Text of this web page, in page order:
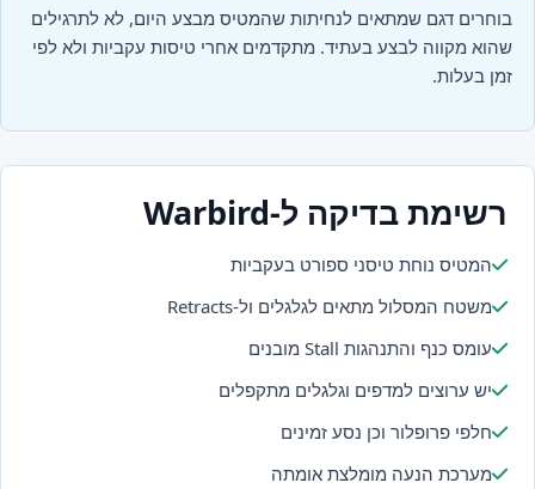
בוחרים דגם שמתאים לנחיתות שהמטיס מבצע היום, לא לתרגילים
שהוא מקווה לבצע בעתיד. מתקדמים אחרי טיסות עקביות ולא לפי
זמן בעלות.
רשימת בדיקה ל-Warbird
המטיס נוחת טיסני ספורט בעקביות
משטח המסלול מתאים לגלגלים ול-Retracts
עומס כנף והתנהגות Stall מובנים
יש ערוצים למדפים וגלגלים מתקפלים
חלפי פרופלור וכן נסע זמינים
מערכת הנעה מומלצת אומתה